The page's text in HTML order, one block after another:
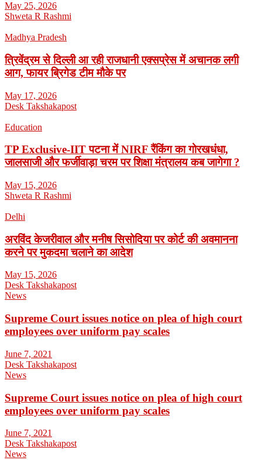
May 25, 2026
Shweta R Rashmi
Madhya Pradesh
त्रिवेंद्रम से दिल्ली आ रही राजधानी एक्सप्रेस में अचानक लगी
आग, फायर ब्रिगेड टीम मौके पर
May 17, 2026
Desk Takshakapost
Education
TP Exclusive-IIT पटना में NIRF रैंकिंग का गोरखधंधा,
जालसाजी और फर्जीवाड़ा चरम पर शिक्षा मंत्रालय कब जागेगा ?
May 15, 2026
Shweta R Rashmi
Delhi
अरविंद केजरीवाल और मनीष सिसोदिया पर कोर्ट की अवमानना
करने पर मुकदमा चलाने का आदेश
May 15, 2026
Desk Takshakapost
News
Supreme Court issues notice on plea of high court
employees over uniform pay scales
June 7, 2021
Desk Takshakapost
News
Supreme Court issues notice on plea of high court
employees over uniform pay scales
June 7, 2021
Desk Takshakapost
News